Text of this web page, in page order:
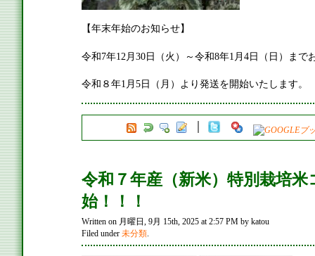
【年末年始のお知らせ】
令和7年12月30日（火）～令和8年1月4日（日）まで
令和８年1月5日（月）より発送を開始いたします。
令和７年産（新米）特別栽培
始！！！
Written on 月曜日, 9月 15th, 2025 at 2:57 PM by katou
Filed under 未分類.